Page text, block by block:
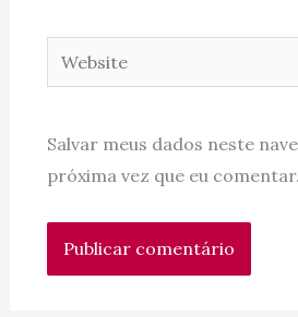
Website
Salvar meus dados neste
próxima vez que eu comentar.